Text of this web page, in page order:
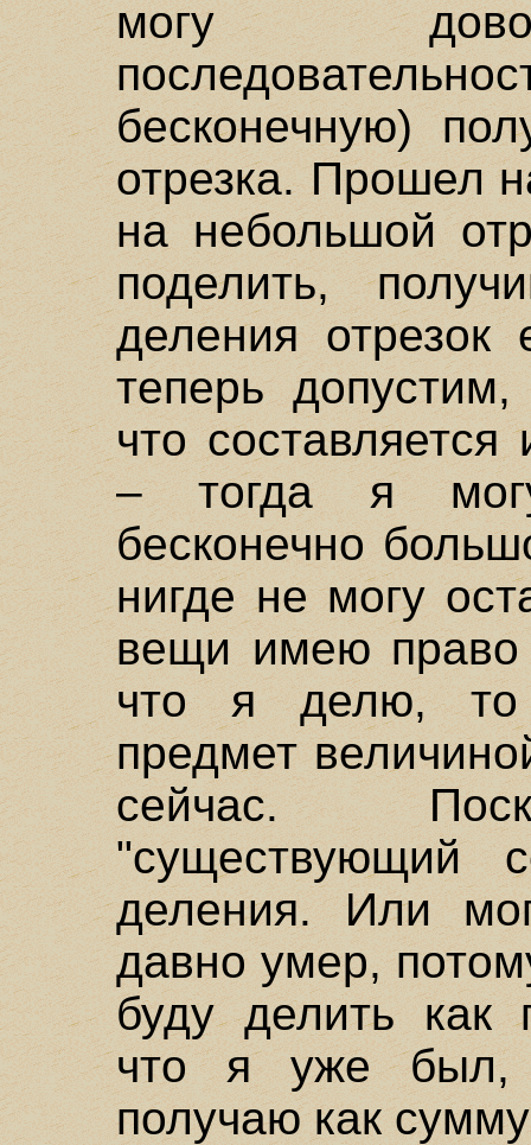
могу
бесконечную)
отрезка. Прошел
на небольшой
поделить,
деления
теперь
что составляется
– тогда я
бесконечно
нигде не могу
вещи имею право
что я делю, то
предмет
сейчас.
"существующий
деления. Или
давно умер,
буду делить как
что я уже был,
получаю как